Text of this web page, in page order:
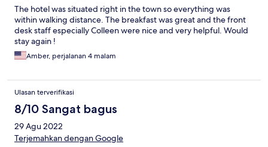
The hotel was situated right in the town so everything was
within walking distance. The breakfast was great and the front
desk staff especially Colleen were nice and very helpful. Would
stay again !
Amber, perjalanan 4 malam
Ulasan terverifikasi
8/10 Sangat bagus
29 Agu 2022
Terjemahkan dengan Google